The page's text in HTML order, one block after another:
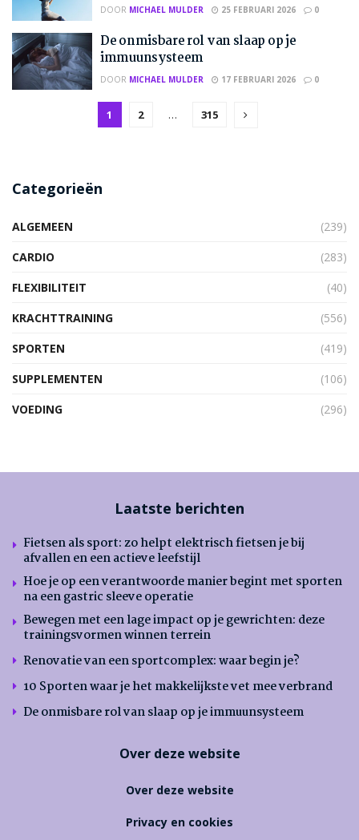
DOOR MICHAEL MULDER 25 FEBRUARI 2026 0
De onmisbare rol van slaap op je
immuunsysteem
DOOR MICHAEL MULDER 17 FEBRUARI 2026 0
1 2 … 315
Categorieën
ALGEMEEN
(239)
CARDIO
(283)
FLEXIBILITEIT
(40)
KRACHTTRAINING
(556)
SPORTEN
(419)
SUPPLEMENTEN
(106)
VOEDING
(296)
Laatste berichten
Fietsen als sport: zo helpt elektrisch fietsen je bij
afvallen en een actieve leefstijl
Hoe je op een verantwoorde manier begint met sporten
na een gastric sleeve operatie
Bewegen met een lage impact op je gewrichten: deze
trainingsvormen winnen terrein
Renovatie van een sportcomplex: waar begin je?
10 Sporten waar je het makkelijkste vet mee verbrand
De onmisbare rol van slaap op je immuunsysteem
Over deze website
Over deze website
Privacy en cookies